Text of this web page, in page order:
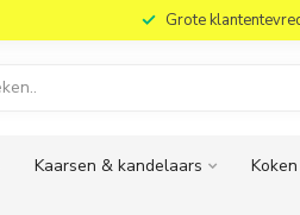
Grote
Kaarsen & kandelaars